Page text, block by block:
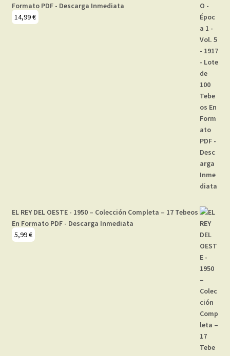
Formato PDF - Descarga Inmediata
14,99€
EL REY DEL OESTE - 1950 – Colección Completa – 17 Tebeos
En Formato PDF - Descarga Inmediata
5,99€